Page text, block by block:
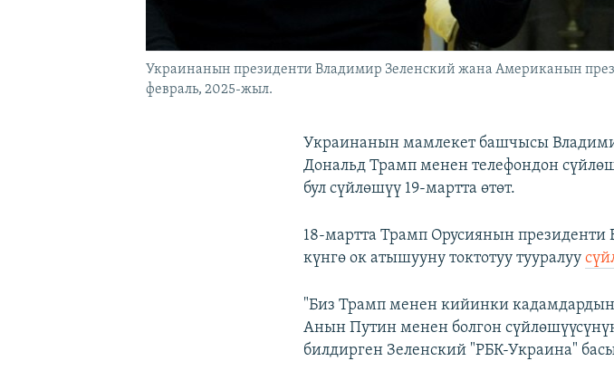
Украинанын президенти Владимир Зеленский жана Американын
февраль, 2025-жыл.
Украинанын мамлекет башчысы
Дональд Трамп менен телефондон
бул сүйлөшүү 19-мартта өтөт.
18-мартта Трамп Орусиянын
күнгө ок атышууну токтотуу тууралуу
"Биз Трамп менен кийинки
Анын Путин менен болгон
билдирген Зеленский "РБК-Украина"